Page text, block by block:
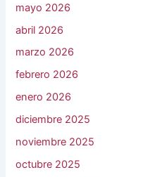
mayo 2026
abril 2026
marzo 2026
febrero 2026
enero 2026
diciembre 2025
noviembre 2025
octubre 2025